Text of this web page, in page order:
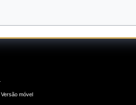
Versão móvel